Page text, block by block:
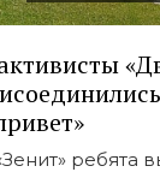
ребята